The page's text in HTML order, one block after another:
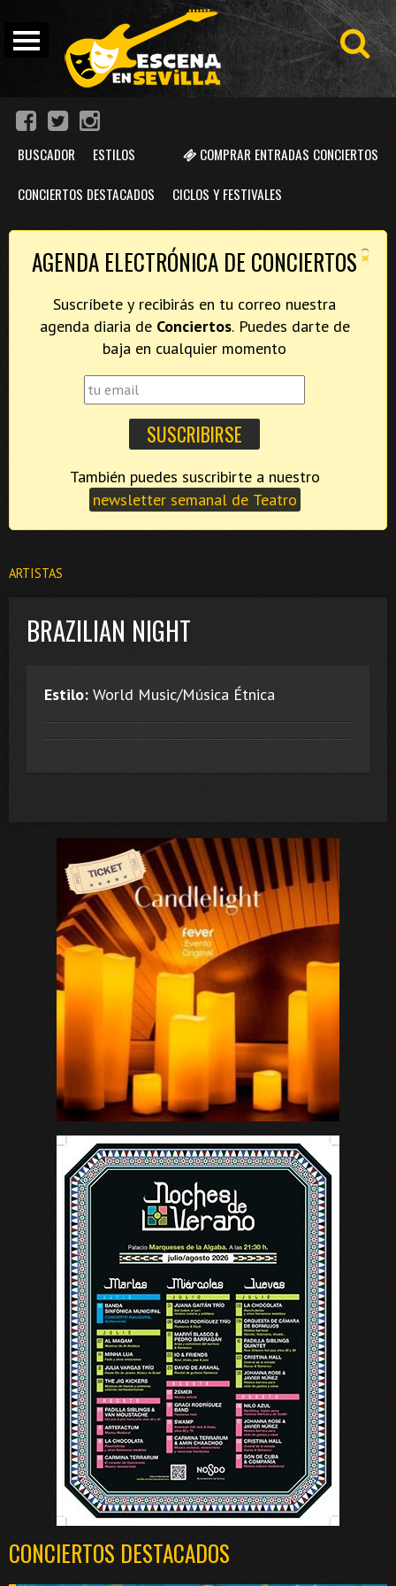
COMPRAR ENTRADAS CONCIERTOS
BUSCADOR ESTILOS
CONCIERTOS DESTACADOS CICLOS Y FESTIVALES
×
AGENDA ELECTRÓNICA DE CONCIERTOS
Suscríbete y recibirás en tu correo nuestra
agenda diaria de Conciertos. Puedes darte de
baja en cualquier momento
newsletter semanal de Teatro
ARTISTAS
BRAZILIAN NIGHT
Estilo: World Music/Música Étnica
CONCIERTOS DESTACADOS